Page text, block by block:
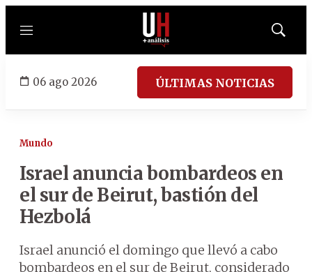
Menú
Mostrar
06 ago 2026 ÚLTIMAS NOTICIAS
Mundo
Israel anuncia bombardeos en
el sur de Beirut, bastión del
Hezbolá
Israel anunció el domingo que llevó a cabo
bombardeos en el sur de Beirut, considerado